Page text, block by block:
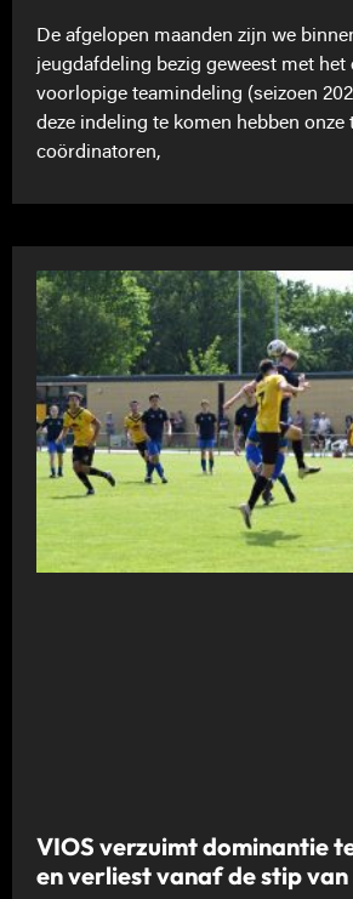
De afgelopen maanden zijn we
jeugdafdeling bezig geweest met het
voorlopige teamindeling (seizoen
deze indeling te komen hebben onze
coördinatoren,
VIOS verzuimt dominantie
en verliest vanaf de stip van